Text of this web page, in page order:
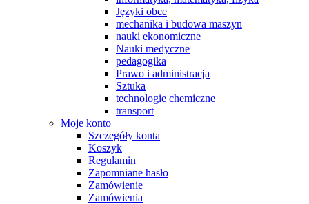
Języki obce
mechanika i budowa maszyn
nauki ekonomiczne
Nauki medyczne
pedagogika
Prawo i administracja
Sztuka
technologie chemiczne
transport
Moje konto
Szczegóły konta
Koszyk
Regulamin
Zapomniane hasło
Zamówienie
Zamówienia